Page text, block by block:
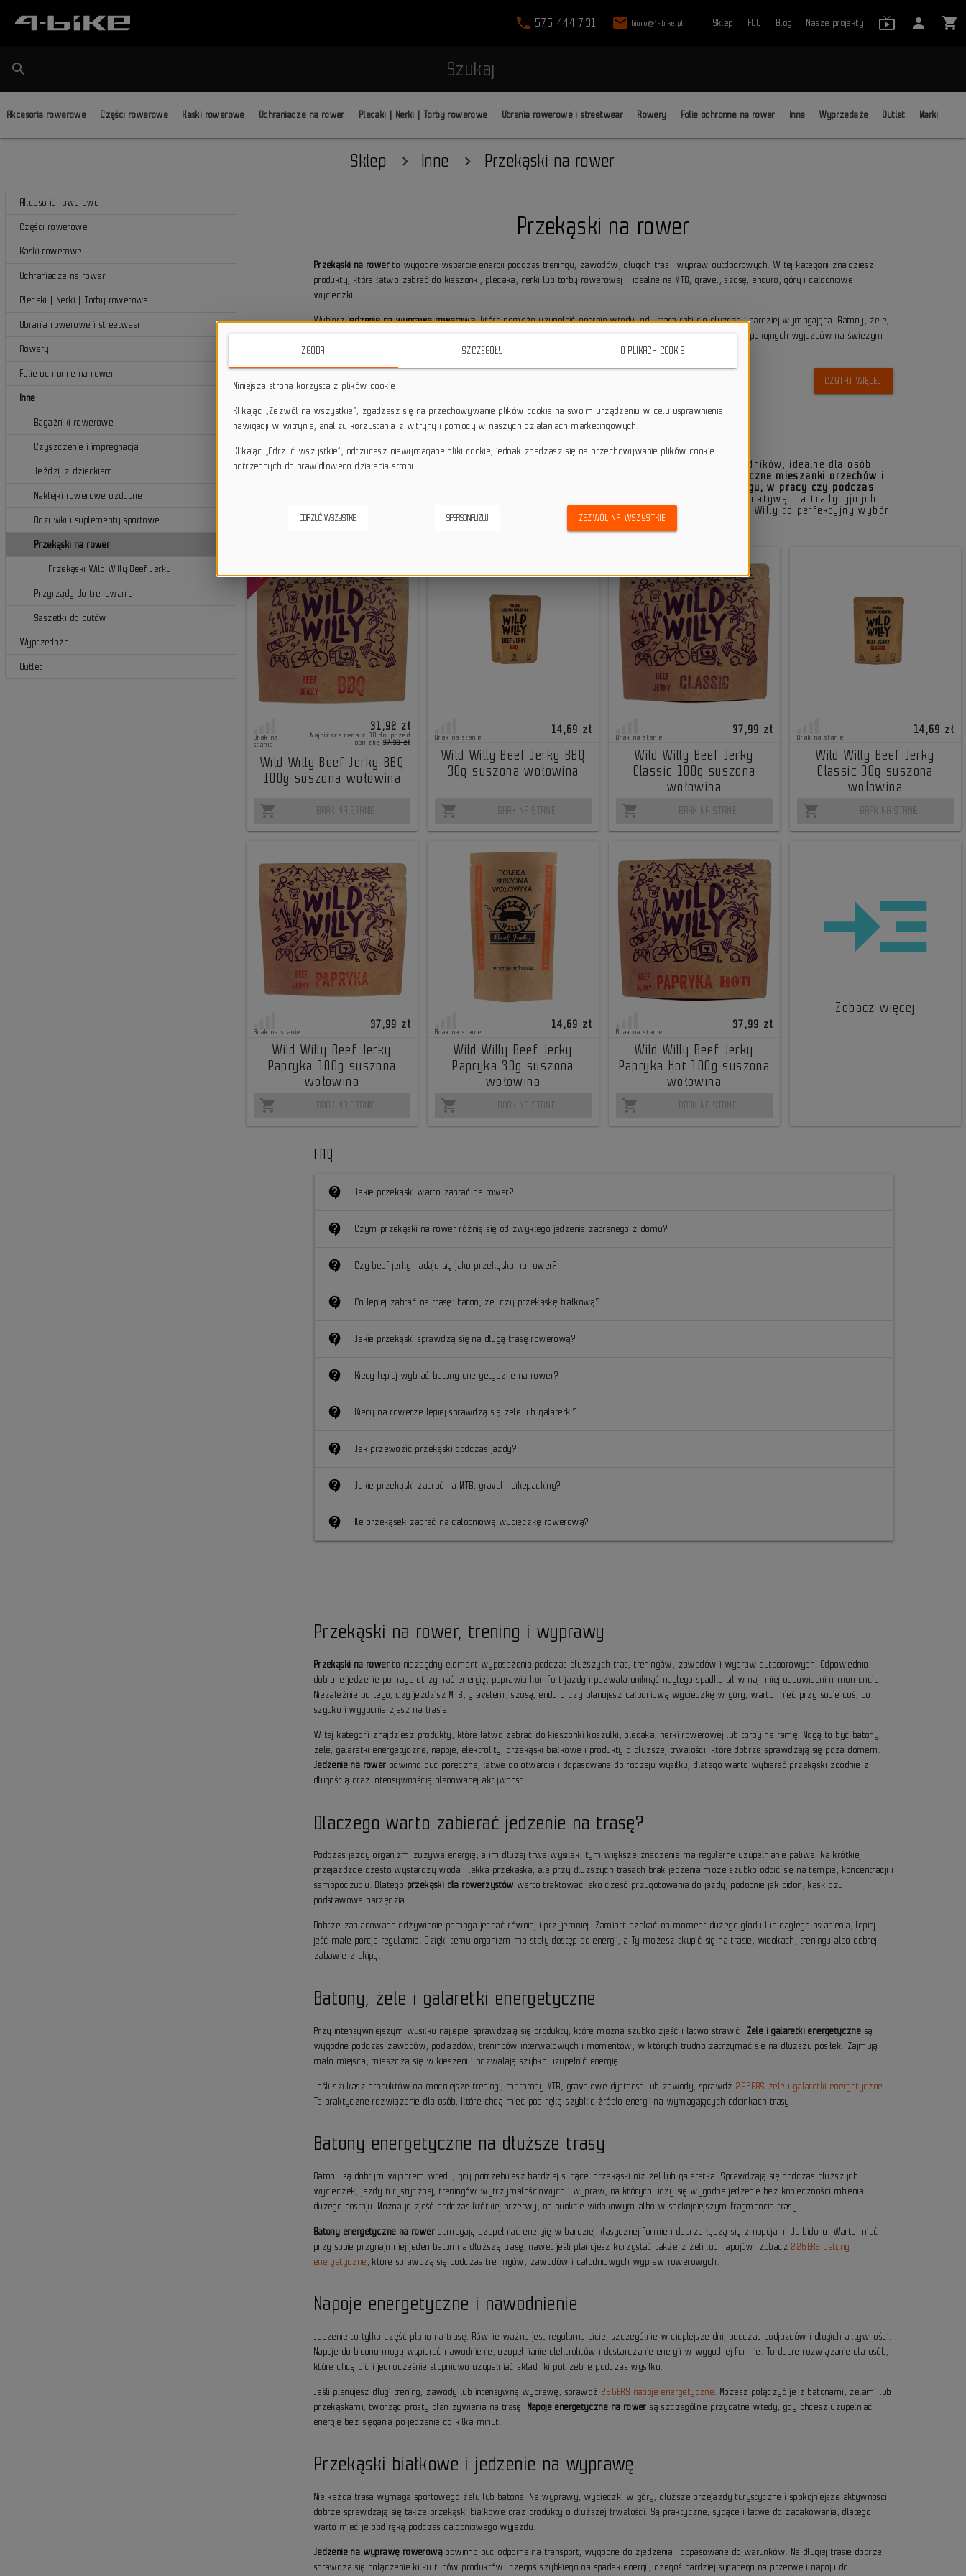
phone 575 444 731 mail biuro@4-bike.pl Sklep F&Q Blog Nasze projekty live_tv_24
person shopping_cart
search Szukaj
Akcesoria rowerowe Części rowerowe Kaski rowerowe Ochraniacze na rower Plecaki | Nerki | Torby rowerowe Ubrania rowerowe i streetwear Rowery Folie ochronne na rower Inne Wyprzedaże Outlet Marki
Sklep Inne Przekąski na rower
Akcesoria rowerowe
Części rowerowe
Kaski rowerowe
Ochraniacze na rower
Plecaki | Nerki | Torby rowerowe
Ubrania rowerowe i streetwear
Rowery
Folie ochronne na rower
Inne
Bagażniki rowerowe
Czyszczenie i impregnacja
Jeździj z dzieckiem
Naklejki rowerowe ozdobne
Odżywki i suplementy sportowe
Przekąski na rower
Przekąski Wild Willy Beef Jerky
Przyrządy do trenowania
Saszetki do butów
Wyprzedaże
Outlet
Przekąski na rower
Przekąski na rower to wygodne wsparcie energii podczas treningu, zawodów, długich tras i wypraw outdoorowych. W tej kategorii znajdziesz
produkty, które łatwo zabrać do kieszonki, plecaka, nerki lub torby rowerowej - idealne na MTB, gravel, szosę, enduro, góry i całodniowe
wycieczki.
Wybierzjedzenie na wyprawę rowerową, które pomoże uzupełnić energię wtedy, gdy trasa robi się dłuższa i bardziej wymagająca. Batony, żele,
galaretki, napoje, elektrolity i przekąski białkowe sprawdzą się zarówno podczas intensywnego wysiłku, jak i spokojnych wyjazdów na świeżym
powietrzu.
CZYTAJ WIĘCEJ
Przekąski Wild Willy Beef Jerky
Przekąski Wild Willy to zdrowe i smaczne produkty stworzone z naturalnych składników, idealne dla osób
Bogate w białko suszone mięsa, energetyczne mieszanki orzechów i
bakalii oraz batoniki proteinowe dostarczają energii w każdej sytuacji - na treningu, w pracy czy podczas
Bez sztucznych dodatków, glutenu i GMO, przekąski te są doskonałą alternatywą dla tradycyjnych
słodyczy i fast foodów. Dzięki wygodnym opakowaniom i różnorodnym smakom, Wild Willy to perfekcyjny wybór
na każdą okazję.
-14,63%
Brak na
stanie
Najniższa cena z 30 dni przed
obniżką 37,39 zł
31,92 zł
Wild Willy Beef Jerky BBQ
100g suszona wołowina
shopping_cart BRAK NA STANIE
Brak na stanie
14,69 zł
Wild Willy Beef Jerky BBQ
30g suszona wołowina
shopping_cart BRAK NA STANIE
Brak na stanie
37,99 zł
Wild Willy Beef Jerky
Classic 100g suszona
wołowina
shopping_cart BRAK NA STANIE
Brak na stanie
14,69 zł
Wild Willy Beef Jerky
Classic 30g suszona
wołowina
shopping_cart BRAK NA STANIE
Brak na stanie
37,99 zł
Wild Willy Beef Jerky
Papryka 100g suszona
wołowina
shopping_cart BRAK NA STANIE
Brak na stanie
14,69 zł
Wild Willy Beef Jerky
Papryka 30g suszona
wołowina
shopping_cart BRAK NA STANIE
Brak na stanie
37,99 zł
Wild Willy Beef Jerky
Papryka Hot 100g suszona
wołowina
shopping_cart BRAK NA STANIE
Zobacz więcej
FAQ
contact_support Jakie przekąski warto zabrać na rower?
contact_support Czym przekąski na rower różnią się od zwykłego jedzenia zabranego z domu?
contact_support Czy beef jerky nadaje się jako przekąska na rower?
contact_support Co lepiej zabrać na trasę: baton, żel czy przekąskę białkową?
contact_support Jakie przekąski sprawdzą się na długą trasę rowerową?
contact_support Kiedy lepiej wybrać batony energetyczne na rower?
contact_support Kiedy na rowerze lepiej sprawdzą się żele lub galaretki?
contact_support Jak przewozić przekąski podczas jazdy?
contact_support Jakie przekąski zabrać na MTB, gravel i bikepacking?
contact_support Ile przekąsek zabrać na całodniową wycieczkę rowerową?
Przekąski na rower, trening i wyprawy
Przekąski na rower to niezbędny element wyposażenia podczas dłuższych tras, treningów, zawodów i wypraw outdoorowych. Odpowiednio
dobrane jedzenie pomaga utrzymać energię, poprawia komfort jazdy i pozwala uniknąć nagłego spadku sił w najmniej odpowiednim momencie.
Niezależnie od tego, czy jeździsz MTB, gravelem, szosą, enduro czy planujesz całodniową wycieczkę w góry, warto mieć przy sobie coś, co
szybko i wygodnie zjesz na trasie.
W tej kategorii znajdziesz produkty, które łatwo zabrać do kieszonki koszulki, plecaka, nerki rowerowej lub torby na ramę. Mogą to być batony,
żele, galaretki energetyczne, napoje, elektrolity, przekąski białkowe i produkty o dłuższej trwałości, które dobrze sprawdzają się poza domem.
Jedzenie na rower powinno być poręczne, łatwe do otwarcia i dopasowane do rodzaju wysiłku, dlatego warto wybierać przekąski zgodnie z
długością oraz intensywnością planowanej aktywności.
Dlaczego warto zabierać jedzenie na trasę?
Podczas jazdy organizm zużywa energię, a im dłużej trwa wysiłek, tym większe znaczenie ma regularne uzupełnianie paliwa. Na krótkiej
przejażdżce często wystarczy woda i lekka przekąska, ale przy dłuższych trasach brak jedzenia może szybko odbić się na tempie, koncentracji i
samopoczuciu. Dlatego przekąski dla rowerzystów warto traktować jako część przygotowania do jazdy, podobnie jak bidon, kask czy
podstawowe narzędzia.
Dobrze zaplanowane odżywianie pomaga jechać równiej i przyjemniej. Zamiast czekać na moment dużego głodu lub nagłego osłabienia, lepiej
jeść małe porcje regularnie. Dzięki temu organizm ma stały dostęp do energii, a Ty możesz skupić się na trasie, widokach, treningu albo dobrej
zabawie z ekipą.
Batony, żele i galaretki energetyczne
Przy intensywniejszym wysiłku najlepiej sprawdzają się produkty, które można szybko zjeść i łatwo strawić. Żele i galaretki energetyczne są
wygodne podczas zawodów, podjazdów, treningów interwałowych i momentów, w których trudno zatrzymać się na dłuższy posiłek. Zajmują
mało miejsca, mieszczą się w kieszeni i pozwalają szybko uzupełnić energię.
Jeśli szukasz produktów na mocniejsze treningi, maratony MTB, gravelowe dystanse lub zawody, sprawdź226ERS żele i galaretki energetyczne
To praktyczne rozwiązanie dla osób, które chcą mieć pod ręką szybkie źródło energii na wymagających odcinkach trasy.
Batony energetyczne na dłuższe trasy
Batony są dobrym wyborem wtedy, gdy potrzebujesz bardziej sycącej przekąski niż żel lub galaretka. Sprawdzają się podczas dłuższych
wycieczek, jazdy turystycznej, treningów wytrzymałościowych i wypraw, na których liczy się wygodne jedzenie bez konieczności robienia
dużego postoju. Można je zjeść podczas krótkiej przerwy, na punkcie widokowym albo w spokojniejszym fragmencie trasy.
Batony energetyczne na rower pomagają uzupełniać energię w bardziej klasycznej formie i dobrze łączą się z napojami do bidonu. Warto mieć
przy sobie przynajmniej jeden baton na dłuższą trasę, nawet jeśli planujesz korzystać także z żeli lub napojów. Zobacz226ERS batony
energetyczne , które sprawdzą się podczas treningów, zawodów i całodniowych wypraw rowerowych.
Napoje energetyczne i nawodnienie
Jedzenie to tylko część planu na trasę. Równie ważne jest regularne picie, szczególnie w cieplejsze dni, podczas podjazdów i długich aktywności.
Napoje do bidonu mogą wspierać nawodnienie, uzupełnianie elektrolitów i dostarczanie energii w wygodnej formie. To dobre rozwiązanie dla osób,
które chcą pić i jednocześnie stopniowo uzupełniać składniki potrzebne podczas wysiłku.
Jeśli planujesz długi trening, zawody lub intensywną wyprawę, sprawdź 226ERS napoje energetyczne . Możesz połączyć je z batonami, żelami lub
przekąskami, tworząc prosty plan żywienia na trasę. Napoje energetyczne na rower są szczególnie przydatne wtedy, gdy chcesz uzupełniać
energię bez sięgania po jedzenie co kilka minut.
Przekąski białkowe i jedzenie na wyprawę
Nie każda trasa wymaga sportowego żelu lub batona. Na wyprawy, wycieczki w góry, dłuższe przejazdy turystyczne i spokojniejsze aktywności
dobrze sprawdzają się także przekąski białkowe oraz produkty o dłuższej trwałości. Są praktyczne, sycące i łatwe do zapakowania, dlatego
warto mieć je pod ręką podczas całodniowego wyjazdu.
Jedzenie na wyprawę rowerową powinno być odporne na transport, wygodne do zjedzenia i dopasowane do warunków. Na długiej trasie dobrze
sprawdza się połączenie kilku typów produktów: czegoś szybkiego na spadek energii, czegoś bardziej sycącego na przerwę i napoju do
ZGODA SZCZEGÓŁY O PLIKACH COOKIE
Niniejsza strona korzysta z plików cookie
Klikając „Zezwól na wszystkie”, zgadzasz się na przechowywanie plików cookie na swoim urządzeniu w celu usprawnienia
nawigacji w witrynie, analizy korzystania z witryny i pomocy w naszych działaniach marketingowych.
Klikając „Odrzuć wszystkie”, odrzucasz niewymagane pliki cookie, jednak zgadzasz się na przechowywanie plików cookie
potrzebnych do prawidłowego działania strony.
ODRZUĆ WSZYSTKIE SPERSONALIZUJ ZEZWÓL NA WSZYSTKIE